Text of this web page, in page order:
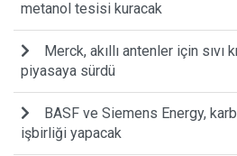
metanol tesisi kuracak
Merck, akıllı antenler için sıvı
piyasaya sürdü
BASF ve Siemens Energy,
işbirliği yapacak